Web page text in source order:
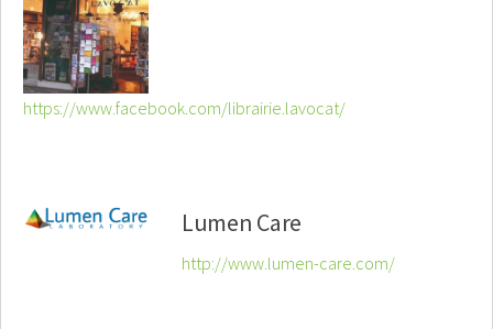
https://www.facebook.com/librairie.lavocat/
Lumen Care
http://www.lumen-care.com/